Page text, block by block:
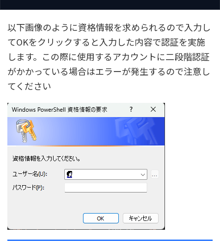
以下画像のように資格情報を求められるので入力し
てOKをクリックすると入力した内容で認証を実施
します。この際に使用するアカウントに二段階認証
がかかっている場合はエラーが発生するので注意し
てください